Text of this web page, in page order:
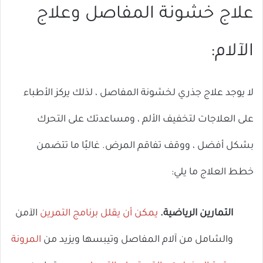
علاج خشونة المفاصل وعلاج
الآلام:
لا يوجد علاج جذري لخشونة المفاصل ، لذلك يركز الأطباء
على العلاجات لتخفيف الألم ، ومساعدتك على التحرك
بشكل أفضل ، ووقف تفاقم المرض. غالبًا ما تتضمن
خطط العلاج ما يلي:
التمارين الرياضية. يمكن أن يقلل برنامج التمرين الآمن
والشامل من آلام المفاصل وتيبسها ويزيد من المرونة